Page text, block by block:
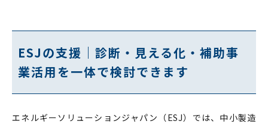
ESJの支援｜診断・見える化・補助事
業活用を一体で検討できます
エネルギーソリューションジャパン（ESJ）では、中小製造